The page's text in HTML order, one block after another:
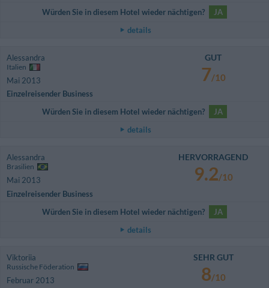
Würden Sie in diesem Hotel wieder nächtigen?
JA
details
Alessandra
Italien
Mai 2013
Einzelreisender Business
GUT
7/10
Würden Sie in diesem Hotel wieder nächtigen?
JA
details
Alessandra
Brasilien
Mai 2013
Einzelreisender Business
HERVORRAGEND
9.2/10
Würden Sie in diesem Hotel wieder nächtigen?
JA
details
Viktoriia
Russische Föderation
Februar 2013
SEHR GUT
8/10